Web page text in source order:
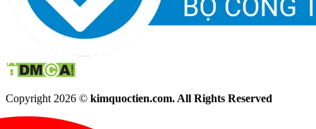
Copyright 2026 © kimquoctien.com. All Rights Reserved